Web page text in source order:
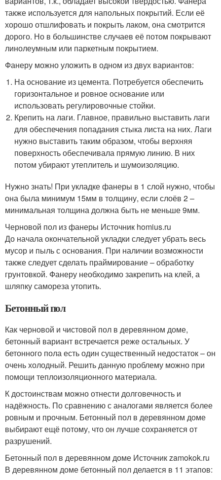
также используется для напольных покрытий. Если её
хорошо отшлифовать и покрыть лаком, она смотрится
дорого. Но в большинстве случаев её потом покрывают
линолеумным или паркетным покрытием.
Фанеру можно уложить в одном из двух вариантов:
На основание из цемента. Потребуется обеспечить
горизонтальное и ровное основание или
использовать регулировочные стойки.
Крепить на лаги. Главное, правильно выставить лаги
для обеспечения попадания стыка листа на них. Лаги
нужно выставить таким образом, чтобы верхняя
поверхность обеспечивала прямую линию. В них
потом убирают утеплитель и шумоизоляцию.
Нужно знать! При укладке фанеры в 1 слой нужно, чтобы
она была минимум 15мм в толщину, если слоёв 2 –
минимальная толщина должна быть не меньше 9мм.
Черновой пол из фанеры Источник homius.ru
До начала окончательной укладки следует убрать весь
мусор и пыль с основания. При наличии возможности
также следует сделать праймирование – обработку
грунтовкой. Фанеру необходимо закрепить на клей, а
шляпку самореза утопить.
Бетонный пол
Как черновой и чистовой пол в деревянном доме,
бетонный вариант встречается реже остальных. У
бетонного пола есть один существенный недостаток – он
очень холодный. Решить данную проблему можно при
помощи теплоизоляционного материала.
К достоинствам можно отнести долговечность и
надёжность. По сравнению с аналогами является более
ровным и прочным. Бетонный пол в деревянном доме
выбирают ещё потому, что он лучше сохраняется от
разрушений.
Бетонный пол в деревянном доме Источник zamokok.ru
В деревянном доме бетонный пол делается в 11 этапов: